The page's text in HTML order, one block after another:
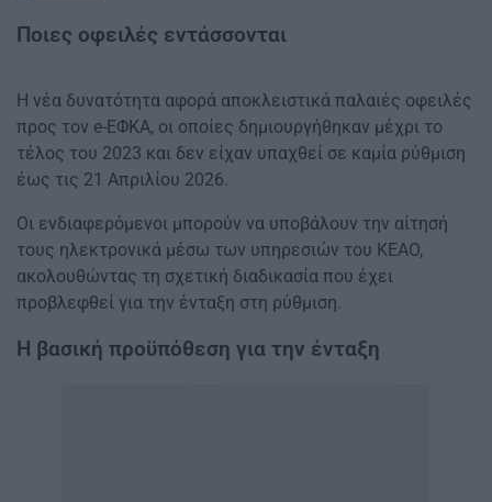
Ποιες οφειλές εντάσσονται
Η νέα δυνατότητα αφορά αποκλειστικά παλαιές οφειλές
προς τον e-ΕΦΚΑ, οι οποίες δημιουργήθηκαν μέχρι το
τέλος του 2023 και δεν είχαν υπαχθεί σε καμία ρύθμιση
έως τις 21 Απριλίου 2026.
Οι ενδιαφερόμενοι μπορούν να υποβάλουν την αίτησή
τους ηλεκτρονικά μέσω των υπηρεσιών του ΚΕΑΟ,
ακολουθώντας τη σχετική διαδικασία που έχει
προβλεφθεί για την ένταξη στη ρύθμιση.
Η βασική προϋπόθεση για την ένταξη